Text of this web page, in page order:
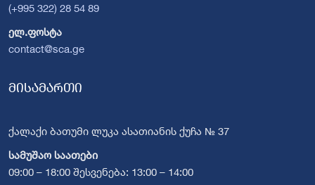
(+995 322) 28 54 89
ელ.ფოსტა
contact@sca.ge
მისამართი
ქალაქი ბათუმი ლუკა ასათიანის ქუჩა № 37
სამუშაო საათები
09:00 – 18:00 შესვენება: 13:00 – 14:00